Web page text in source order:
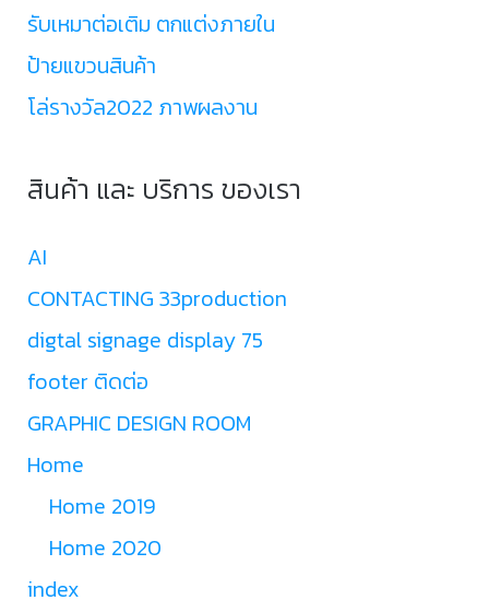
รับเหมาต่อเติม ตกแต่งภายใน
ป้ายแขวนสินค้า
โล่รางวัล2022 ภาพผลงาน
สินค้า และ บริการ ของเรา
AI
CONTACTING 33production
digtal signage display 75
footer ติดต่อ
GRAPHIC DESIGN ROOM
Home
Home 2019
Home 2020
index